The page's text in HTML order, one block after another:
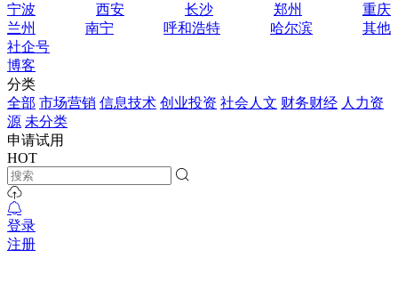
宁波
西安 长沙 郑州
重庆
兰州
南宁 呼和浩特 哈尔滨
其他
社企号
博客
分类
全部 市场营销 信息技术 创业投资 社会人文 财务财经 人力资
源 未分类
申请试用
HOT
登录
注册